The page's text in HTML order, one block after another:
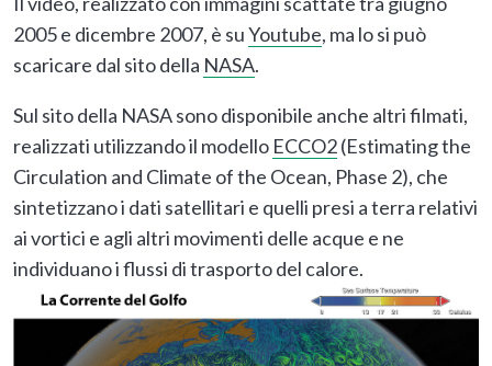
2005 e dicembre 2007, è suYoutube, ma lo si può
scaricare dal sito della NASA.
Sul sito della NASA sono disponibile anche altri filmati,
realizzati utilizzando il modello ECCO2(Estimating the
Circulation and Climate of the Ocean, Phase 2), che
sintetizzano i dati satellitari e quelli presi a terra relativi
ai vortici e agli altri movimenti delle acque e ne
individuano i flussi di trasporto del calore.